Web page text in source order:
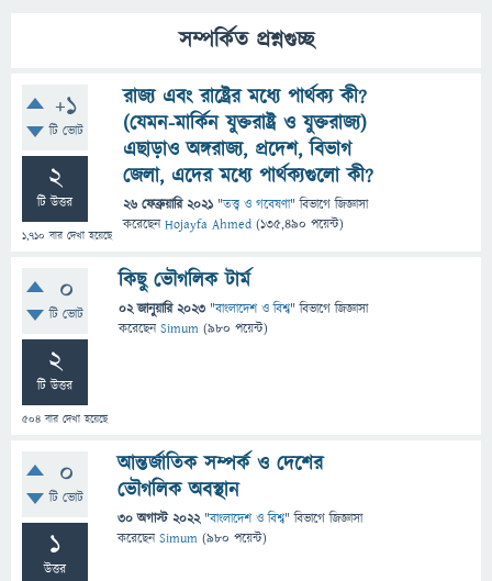
সম্পর্কিত প্রশ্নগুচ্ছ
+1
টি ভোট
2
টি উত্তর
1,710 বার দেখা হয়েছে
রাজ্য এবং রাষ্ট্রের মধ্যে পার্থক্য কী?
(যেমন-মার্কিন যুক্তরাষ্ট্র ও যুক্তরাজ্য)
এছাড়াও অঙ্গরাজ্য, প্রদেশ, বিভাগ
জেলা, এদের মধ্যে পার্থক্যগুলো কী?
26 ফেব্রুয়ারি 2021 "তত্ত্ব ও গবেষণা" বিভাগে জিজ্ঞাসা
করেছেনHojayfa Ahmed (135,490 পয়েন্ট)
0
টি ভোট
2
টি উত্তর
504 বার দেখা হয়েছে
কিছু ভৌগলিক টার্ম
02 জানুয়ারি 2023 "বাংলাদেশ ও বিশ্ব" বিভাগে জিজ্ঞাসা
করেছেনSimum (980 পয়েন্ট)
0
টি ভোট
1
উত্তর
আন্তর্জাতিক সম্পর্ক ও দেশের
ভৌগলিক অবস্থান
30 অগাস্ট 2022 "বাংলাদেশ ও বিশ্ব" বিভাগে জিজ্ঞাসা
করেছেনSimum (980 পয়েন্ট)